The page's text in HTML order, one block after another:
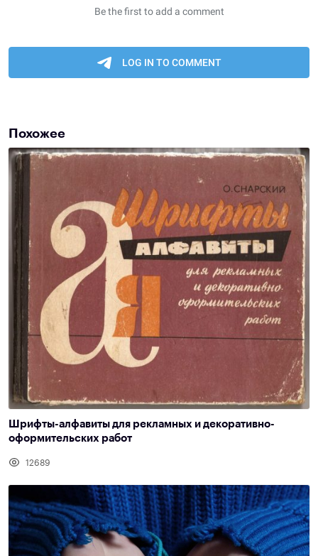
Похожее
Шрифты-алфавиты для рекламных и декоративно-
оформительских работ
12689